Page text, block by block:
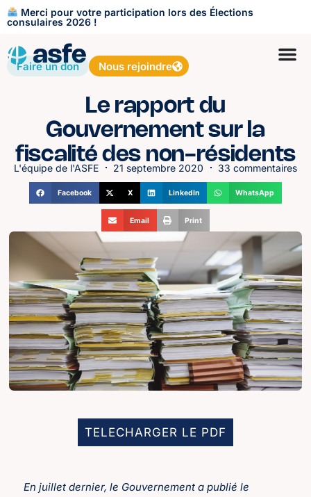
Merci pour votre participation lors des Élections
consulaires 2026 !
Faire un don Nous rejoindre
Le rapport du
Gouvernement sur la
fiscalité des non-résidents
L'équipe de l'ASFE 21 septembre 2020 33 commentaires
Facebook X LinkedIn WhatsApp
Email Print
TELECHARGER LE PDF
En juillet dernier, le Gouvernement a publié le